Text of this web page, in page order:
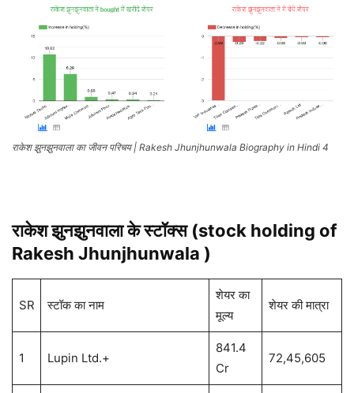
राकेश झुनझुनवाला का जीवन परिचय | Rakesh Jhunjhunwala Biography in Hindi 4
राकेश झुनझुनवाला के स्टॉक्स (stock holding of
Rakesh Jhunjhunwala )
SR स्टॉक का नाम
शेयर का
मूल्य
शेयर की मात्रा
1 Lupin Ltd.+
841.4
Cr
72,45,605